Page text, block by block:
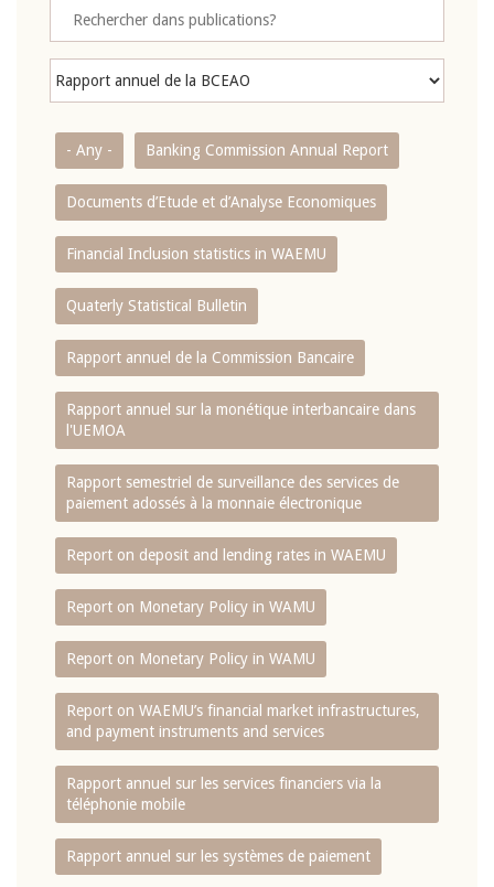
- Any - Banking Commission Annual Report
Documents d’Etude et d’Analyse Economiques
Financial Inclusion statistics in WAEMU
Quaterly Statistical Bulletin
Rapport annuel de la Commission Bancaire
Rapport annuel sur la monétique interbancaire dans
l'UEMOA
Rapport semestriel de surveillance des services de
paiement adossés à la monnaie électronique
Report on deposit and lending rates in WAEMU
Report on Monetary Policy in WAMU
Report on Monetary Policy in WAMU
Report on WAEMU’s financial market infrastructures,
and payment instruments and services
Rapport annuel sur les services financiers via la
téléphonie mobile
Rapport annuel sur les systèmes de paiement